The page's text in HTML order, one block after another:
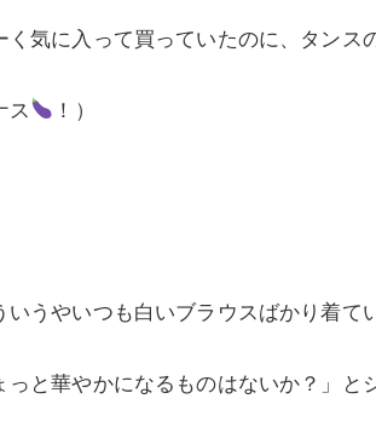
く気に入って買っていたのに、タンス
ス ！）
いうやいつも白いブラウスばかり着て
っと華やかになるものはないか？」と